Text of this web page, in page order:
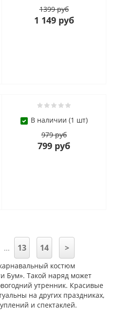
1399 руб
1 149 руб
В наличии (1 шт)
979 руб
799 руб
... 13 14 >
костюм
Бум». Такой наряд может
утренник. Красивые
на других праздниках,
и спектаклей.